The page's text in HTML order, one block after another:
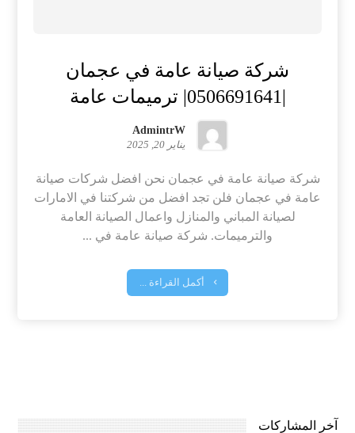
شركة صيانة عامة في عجمان
|0506691641| ترميمات عامة
AdmintrW
يناير 20, 2025
شركة صيانة عامة في عجمان نحن افضل شركات صيانة
عامة في عجمان فلن تجد افضل من شركتنا في الامارات
لصيانة المباني والمنازل واعمال الصيانة العامة
والترميمات. شركة صيانة عامة في ...
أكمل القراءة ...
آخر المشاركات